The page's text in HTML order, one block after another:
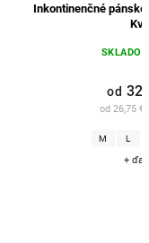
Inkontinenčné
od 26,75 €
od
M L
+